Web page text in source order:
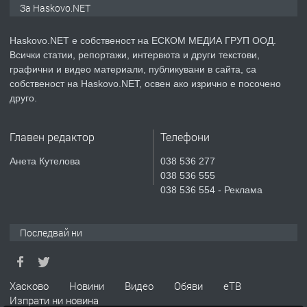
преди 5 дни
ПРЕДЛАГА СГЛОБЯВАНЕ НА МЕБЕЛИ.
№4119 Едностаен обзаведен
За Haskovo.NET
Haskovo.NET е собственост на ЕСКОМ МЕДИА ГРУП ООД.
Всички статии, репортажи, интервюта и други текстови,
графични и видео материали, публикувани в сайта, са
собственост на Haskovo.NET, освен ако изрично е посочено
друго.
Главен редактор
Анета Кутелова
Телефони
038 536 277
038 536 555
038 536 554 - Реклама
Последвай ни
Хасково Новини Видео Обяви
еТВ
Изпрати ни новина